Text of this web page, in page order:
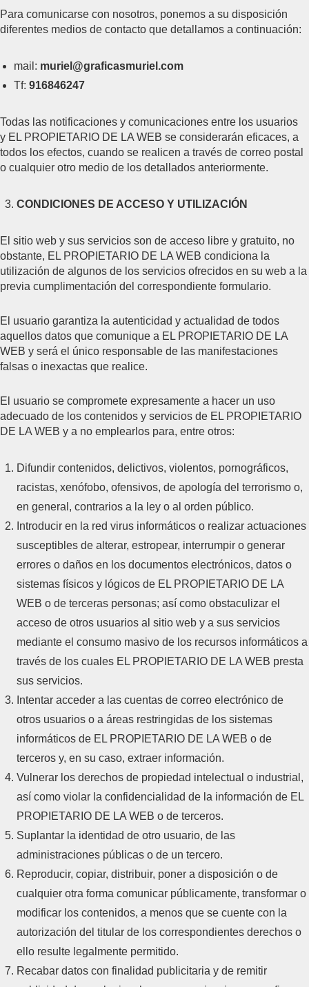
Para comunicarse con nosotros, ponemos a su disposición
diferentes medios de contacto que detallamos a continuación:
mail: muriel@graficasmuriel.com
Tf: 916846247
Todas las notificaciones y comunicaciones entre los usuarios
y EL PROPIETARIO DE LA WEB se considerarán eficaces, a
todos los efectos, cuando se realicen a través de correo postal
o cualquier otro medio de los detallados anteriormente.
CONDICIONES DE ACCESO Y UTILIZACIÓN
El sitio web y sus servicios son de acceso libre y gratuito, no
obstante, EL PROPIETARIO DE LA WEB condiciona la
utilización de algunos de los servicios ofrecidos en su web a la
previa cumplimentación del correspondiente formulario.
El usuario garantiza la autenticidad y actualidad de todos
aquellos datos que comunique a EL PROPIETARIO DE LA
WEB y será el único responsable de las manifestaciones
falsas o inexactas que realice.
El usuario se compromete expresamente a hacer un uso
adecuado de los contenidos y servicios de EL PROPIETARIO
DE LA WEB y a no emplearlos para, entre otros:
Difundir contenidos, delictivos, violentos, pornográficos,
racistas, xenófobo, ofensivos, de apología del terrorismo o,
en general, contrarios a la ley o al orden público.
Introducir en la red virus informáticos o realizar actuaciones
susceptibles de alterar, estropear, interrumpir o generar
errores o daños en los documentos electrónicos, datos o
sistemas físicos y lógicos de EL PROPIETARIO DE LA
WEB o de terceras personas; así como obstaculizar el
acceso de otros usuarios al sitio web y a sus servicios
mediante el consumo masivo de los recursos informáticos a
través de los cuales EL PROPIETARIO DE LA WEB presta
sus servicios.
Intentar acceder a las cuentas de correo electrónico de
otros usuarios o a áreas restringidas de los sistemas
informáticos de EL PROPIETARIO DE LA WEB o de
terceros y, en su caso, extraer información.
Vulnerar los derechos de propiedad intelectual o industrial,
así como violar la confidencialidad de la información de EL
PROPIETARIO DE LA WEB o de terceros.
Suplantar la identidad de otro usuario, de las
administraciones públicas o de un tercero.
Reproducir, copiar, distribuir, poner a disposición o de
cualquier otra forma comunicar públicamente, transformar o
modificar los contenidos, a menos que se cuente con la
autorización del titular de los correspondientes derechos o
ello resulte legalmente permitido.
Recabar datos con finalidad publicitaria y de remitir